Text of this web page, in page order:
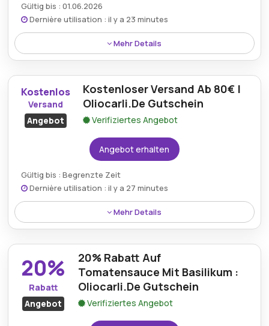
Gültig bis : 01.06.2026
Dernière utilisation : il y a 23 minutes
Mehr Details
Käufer können bis zu 35% auf eine Vielzahl von
Produkten mit dem neuesten Olio Carli
Rabattangebot sparen.
Kostenlos
Versand
Angebot
Kostenloser Versand Ab 80€ |
Oliocarli.De Gutschein
Verifiziertes Angebot
Angebot erhalten
Gültig bis : Begrenzte Zeit
Dernière utilisation : il y a 27 minutes
Mehr Details
Bestellungen mit einem Warenwert über 80 €
qualifizieren sich automatisch für einen kostenlosen
Versand durch den gültigen Oliocarli.de
Aktionsgutschein.
20%
Rabatt
Angebot
20% Rabatt Auf
Tomatensauce Mit Basilikum :
Oliocarli.De Gutschein
Verifiziertes Angebot